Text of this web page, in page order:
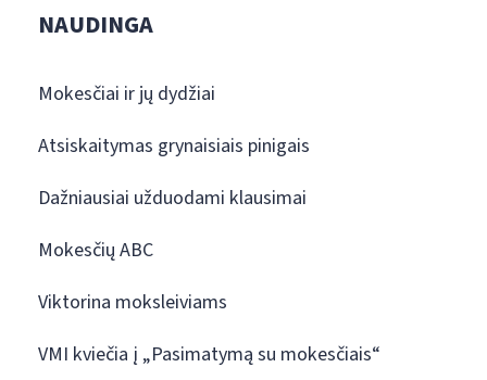
NAUDINGA
Mokesčiai ir jų dydžiai
Atsiskaitymas grynaisiais pinigais
Dažniausiai užduodami klausimai
Mokesčių ABC
Viktorina moksleiviams
VMI kviečia į „Pasimatymą su mokesčiais“